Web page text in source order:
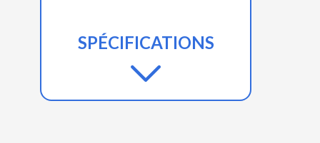
SPÉCIFICATIONS